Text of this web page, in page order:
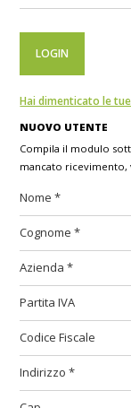
Hai dimenticato le
NUOVO UTENTE
Compila il modulo
mancato ricevimento,